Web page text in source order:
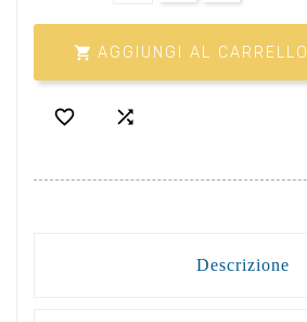
 AGGIUNGI AL CARRELLO
 
Descrizione